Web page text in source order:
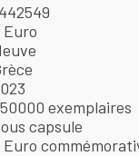
Euro
exemplaires
capsule
Euro